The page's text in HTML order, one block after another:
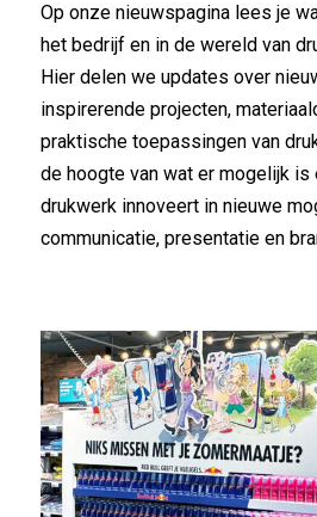
Op onze nieuwspagina lees je
het bedrijf en in de wereld van
Hier delen we updates over
inspirerende projecten,
praktische toepassingen van
de hoogte van wat er mogelijk is
drukwerk innoveert in nieuwe
communicatie, presentatie en
AH
Red
Bull